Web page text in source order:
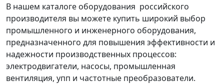
В нашем каталоге оборудования российского
производителя вы можете купить широкий выбор
промышленного и инженерного оборудования,
предназначенного для повышения эффективности и
надежности производственных процессов:
электродвигатели, насосы, промышленная
вентиляция, упп и частотные преобразователи.